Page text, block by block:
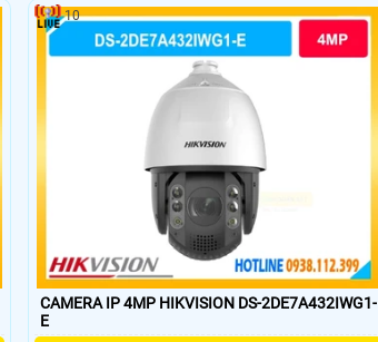
không điểm mù, bao quát toàn khu vực rộng. Âm
thanh 2 chiều với micro kép và loa tích hợp.
CAMERA IP 4MP HIKVISION DS-2DE7A432IWG1-
E
10